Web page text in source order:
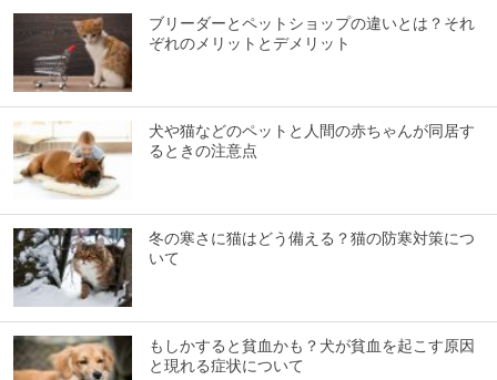
ブリーダーとペットショップの違いとは？それ
ぞれのメリットとデメリット
犬や猫などのペットと人間の赤ちゃんが同居す
るときの注意点
冬の寒さに猫はどう備える？猫の防寒対策につ
いて
もしかすると貧血かも？犬が貧血を起こす原因
と現れる症状について